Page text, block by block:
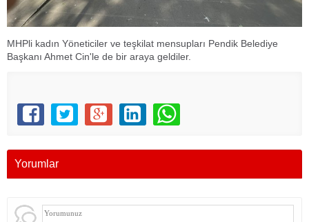
MHPli kadın Yöneticiler ve teşkilat mensupları Pendik Belediye
Başkanı Ahmet Cin'le de bir araya geldiler.
Yorumlar